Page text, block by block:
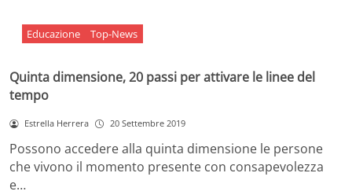
Educazione Top-News
Quinta dimensione, 20 passi per attivare le linee del
tempo
Estrella Herrera 20 Settembre 2019
Possono accedere alla quinta dimensione le persone
che vivono il momento presente con consapevolezza
e…